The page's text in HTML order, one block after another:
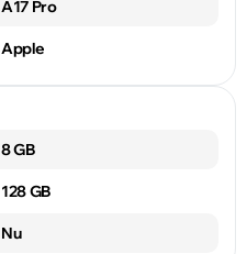
A17 Pro
Apple
8 GB
128 GB
Nu